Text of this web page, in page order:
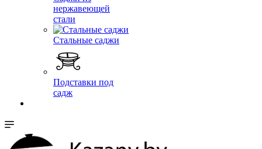
нержавеющей
стали
Стальные саджи
Подставки под
садж